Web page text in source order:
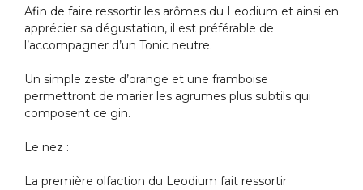
Afin de faire ressortir les arômes du Leodium et ainsi en
apprécier sa dégustation, il est préférable de
l’accompagner d’un Tonic neutre.
Un simple zeste d’orange et une framboise
permettront de marier les agrumes plus subtils qui
composent ce gin.
Le nez :
La première olfaction du Leodium fait ressortir